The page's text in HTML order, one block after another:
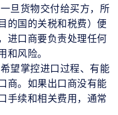
旦货物交付给买方，所
的国的关税和税费）便
进口商要负责处理任何
和风险。
望掌控进口过程、有能
商。如果出口商没有能
手续和相关费用，通常